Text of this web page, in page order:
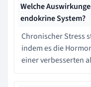
Welche
endokrine System?
Chronischer Stress
indem es die
einer verbesserten